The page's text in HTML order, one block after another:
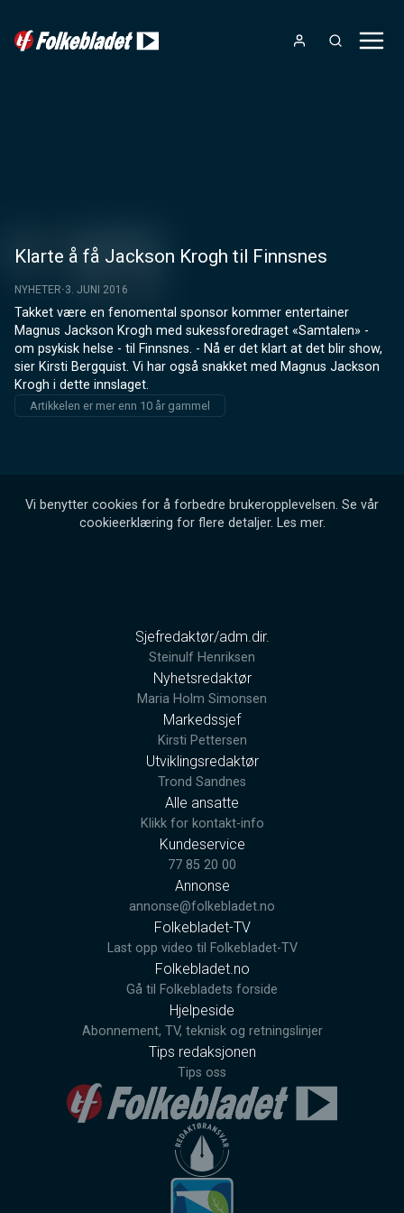
Klarte å få Jackson Krogh til Finnsnes
NYHETER 3. JUNI 2016
Takket være en fenomental sponsor kommer entertainer
Magnus Jackson Krogh med sukessforedraget «Samtalen» -
om psykisk helse - til Finnsnes. - Nå er det klart at det blir show,
sier Kirsti Bergquist. Vi har også snakket med Magnus Jackson
Krogh i dette innslaget.
Artikkelen er mer enn 10 år gammel
Vi benytter cookies for å forbedre brukeropplevelsen. Se vår
cookieerklæring for flere detaljer. Les mer.
Sjefredaktør/adm.dir.
Steinulf Henriksen
Nyhetsredaktør
Maria Holm Simonsen
Markedssjef
Kirsti Pettersen
Utviklingsredaktør
Trond Sandnes
Alle ansatte
Klikk for kontakt-info
Kundeservice
77 85 20 00
Annonse
annonse@folkebladet.no
Folkebladet-TV
Last opp video til Folkebladet-TV
Folkebladet.no
Gå til Folkebladets forside
Hjelpeside
Abonnement, TV, teknisk og retningslinjer
Tips redaksjonen
Tips oss